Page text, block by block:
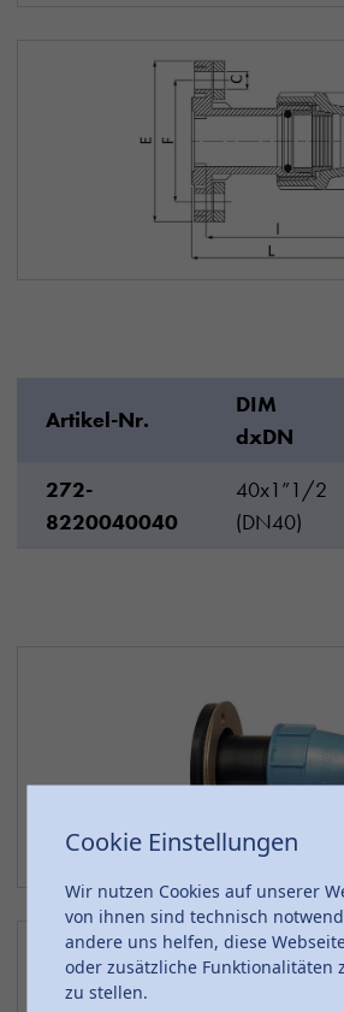
Artikel-Nr.
DIM
dxDN
272-
8220040040
40x1”1/2
(DN40)
Cookie Einstellungen
Wir nutzen Cookies auf unserer
von ihnen sind technisch
andere uns helfen, diese
oder zusätzliche Funktionalitäten
zu stellen.